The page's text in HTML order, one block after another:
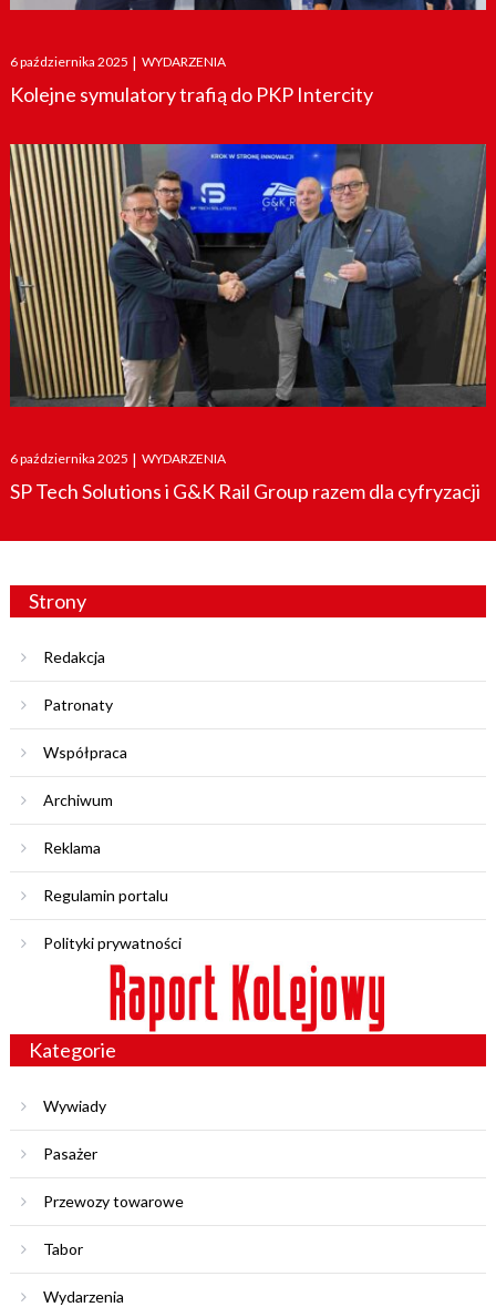
Posted
on
6 października 2025 | WYDARZENIA
Kolejne symulatory trafią do PKP Intercity
Posted
on
6 października 2025 | WYDARZENIA
SP Tech Solutions i G&K Rail Group razem dla cyfryzacji
Strony
Redakcja
Patronaty
Współpraca
Archiwum
Reklama
Regulamin portalu
Polityki prywatności
Kategorie
Wywiady
Pasażer
Przewozy towarowe
Tabor
Wydarzenia